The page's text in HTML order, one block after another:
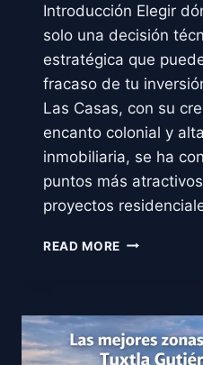
Introducción Elegir
solo una decisión
estratégica que
fracaso de tu
Las Casas, con su
encanto colonial y
inmobiliaria, se ha
puntos más
proyectos
READ MORE LAS
CONSTRUIR
EN
SAN